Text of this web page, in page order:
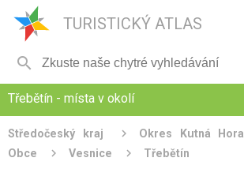
TURISTICKÝ ATLAS

Třebětín - místa v okolí
Středočeský kraj Okres Kutná Hora
Obce
Vesnice Třebětín